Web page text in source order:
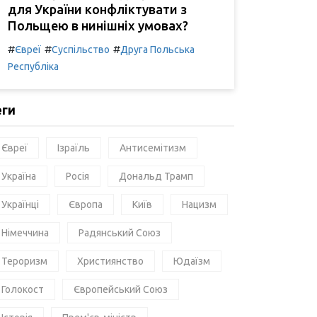
для України конфліктувати з
Польщею в нинішніх умовах?
#Євреї #Суспільство #Друга Польська
Республіка
Євреї Ізраїль Антисемітизм
Україна Росія Дональд Трамп
Українці Європа Київ Нацизм
Німеччина Радянський Союз
Тероризм Християнство Юдаїзм
Голокост Європейський Союз